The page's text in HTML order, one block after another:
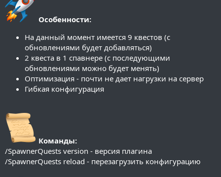
Особенности:
На данный момент имеется 9 квестов (с
обновлениями будет добавляться)
2 квеста в 1 спавнере (с последующими
обновлениями можно будет менять)
Оптимизация - почти не дает нагрузки на сервер
Гибкая конфигурация
Команды:
/SpawnerQuests version - версия плагина
/SpawnerQuests reload - перезагрузить конфигурацию